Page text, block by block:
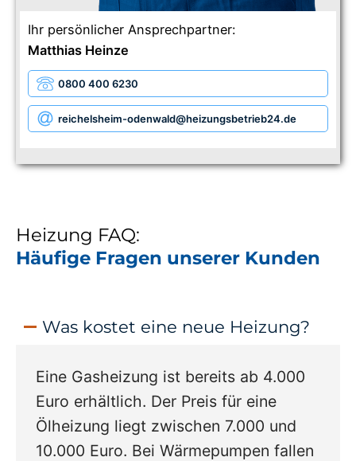
Ihr persönlicher Ansprechpartner:
Matthias Heinze
0800 400 6230
reichelsheim-odenwald@heizungsbetrieb24.de
Heizung FAQ:
Häufige Fragen unserer Kunden
Was kostet eine neue Heizung?
Eine Gasheizung ist bereits ab 4.000
Euro erhältlich. Der Preis für eine
Ölheizung liegt zwischen 7.000 und
10.000 Euro. Bei Wärmepumpen fallen